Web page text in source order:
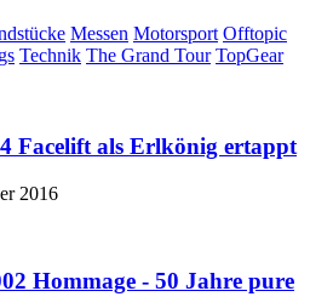
Messen Motorsport Offtopic
Technik The Grand Tour TopGear
Facelift als Erlkönig ertappt
2016
Hommage - 50 Jahre pure